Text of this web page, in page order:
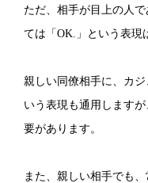
ただ、相手が目上の人
ては「OK.」という表現
親しい同僚相手に、カ
いう表現も通用します
要があります。
また、親しい相手でも